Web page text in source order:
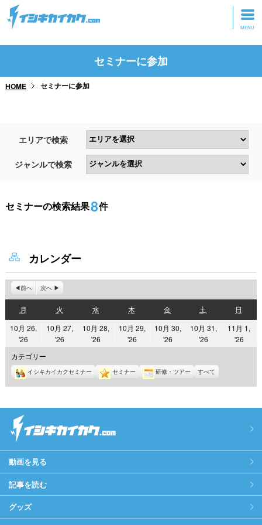
トップページ
研修・ツアーに参加
セミナーに参加
HOME セミナーに参加
エリアで検索
ジャンルで検索
セミナーの検索結果8件
カレンダー
前へ 次へ
月
曜
日
火
曜
日
水水
曜
日
木
曜
日
金金
曜
日
土
曜
日
日
曜
日
10月 26,
'26
年
10
月
26
10月 27,
'26
10
月
27
10月 28,
'26
10
月
28
10月 29,
'262026
10
月
29
10月 30,
'262026
10
月
30
10月 31,
'262026
10
月
31
11月 1,
'262026
1
カテゴリー
イシキカイカクセミナー セミナー 研修・ツアー すべて
動画を見る
記事を読む
グッズ